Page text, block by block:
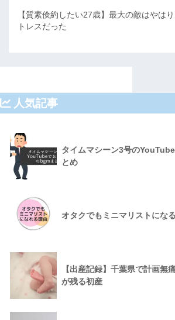
【質素倹約したい27歳】最大の敵はやは
トレスだった
人気記事
タイムマシーン3号の
とめ
オタクでもミニマリストにな
【出産記録】千葉県で計画無
が残る初産